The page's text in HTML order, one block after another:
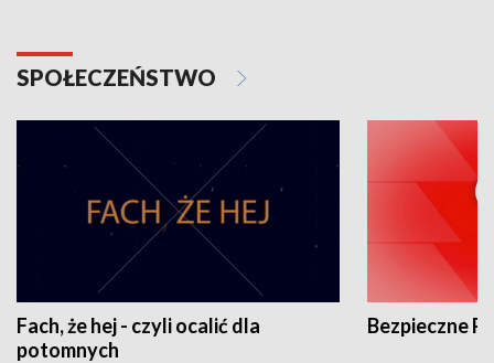
SPOŁECZEŃSTWO
Fach, że hej - czyli ocalić dla
potomnych
Bezpieczne